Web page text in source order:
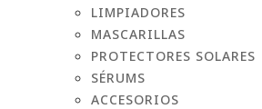
LIMPIADORES
MASCARILLAS
PROTECTORES SOLARES
SÉRUMS
ACCESORIOS